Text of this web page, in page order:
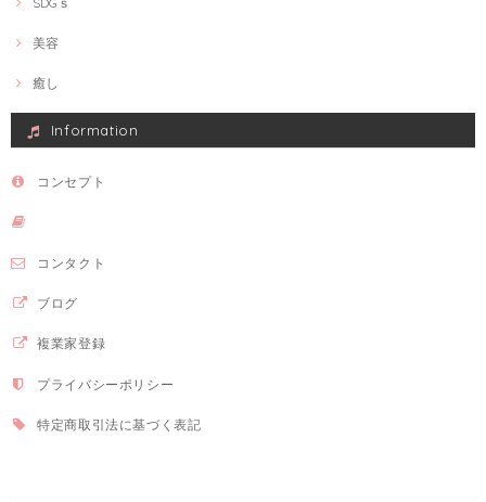
美容
癒し
Information
コンセプト
コンタクト
ブログ
複業家登録
プライバシーポリシー
特定商取引法に基づく表記